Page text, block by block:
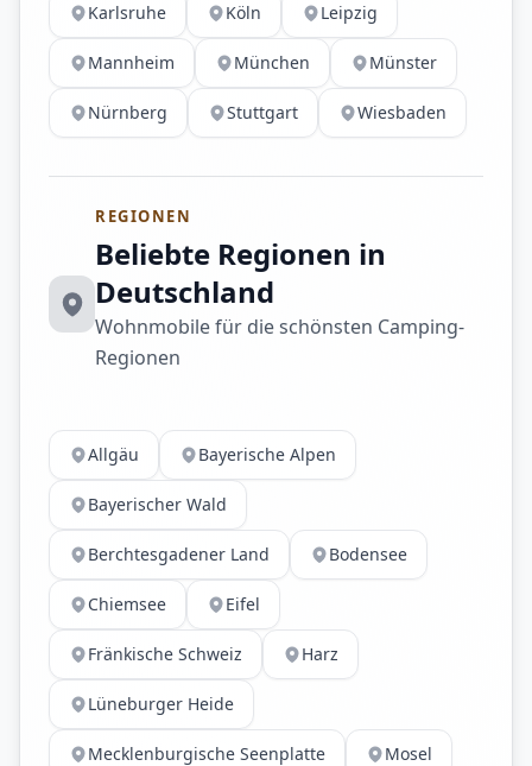
Karlsruhe Köln Leipzig
Mannheim München Münster
Nürnberg Stuttgart Wiesbaden
REGIONEN
Beliebte Regionen in
Deutschland
Wohnmobile für die schönsten Camping-
Regionen
Allgäu Bayerische Alpen
Bayerischer Wald
Berchtesgadener Land Bodensee
Chiemsee Eifel
Fränkische Schweiz Harz
Lüneburger Heide
Mecklenburgische Seenplatte Mosel